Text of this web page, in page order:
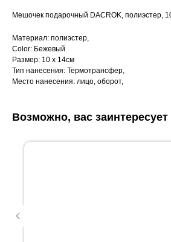
Мешочек подарочный DACROK, полиэстер,
Материал: полиэстер,
Color: Бежевый
Размер: 10 x 14см
Тип нанесения: Термотрансфер,
Место нанесения: лицо, оборот,
Возможно, вас заинтересует